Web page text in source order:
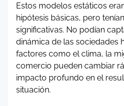
Estos modelos estáticos
hipótesis básicas, pero
significativas. No podían
dinámica de las sociedades
factores como el clima, la
comercio pueden cambiar
impacto profundo en el
situación.